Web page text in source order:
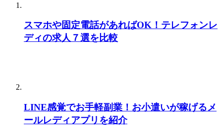
スマホや固定電話があればOK！テレフォンレ
ディの求人７選を比較
LINE感覚でお手軽副業！お小遣いが稼げるメ
ールレディアプリを紹介